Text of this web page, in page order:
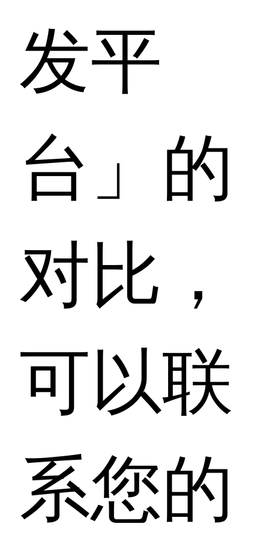
发平
台」的
对比，
可以联
系您的